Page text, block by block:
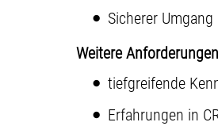
Sicherer
Weitere
tiefgreifende
Erfahrungen in